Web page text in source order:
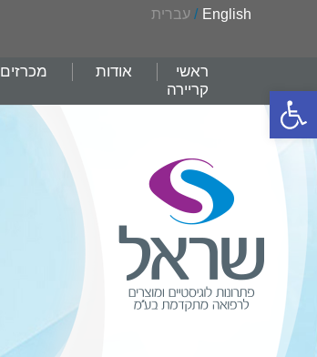
פתח סרגל נגישות
English
/ עברית
ראשי אודות
קריירה